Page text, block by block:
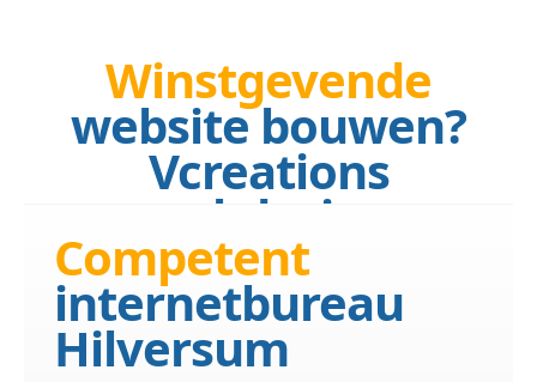
Winstgevende
website bouwen?
Vcreations
webdesign
Hilversum helpt
De website bouwer die de
tijd voor u neemt
Competent
internetbureau
Hilversum